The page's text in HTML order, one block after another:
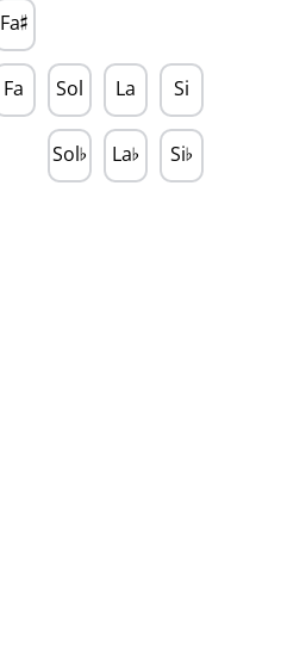
Fa♯
Fa Sol La Si
Sol♭ La♭ Si♭